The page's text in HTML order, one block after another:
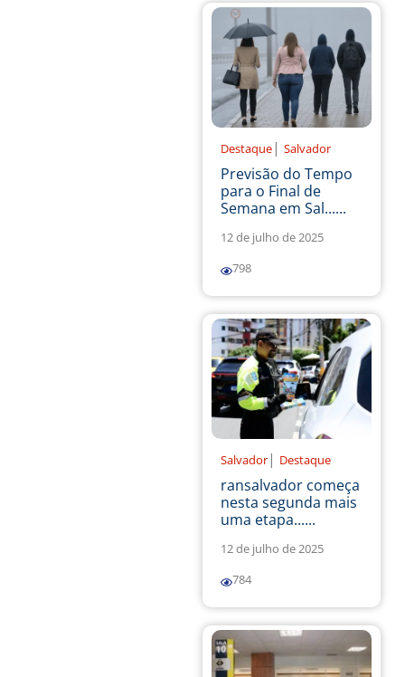
Destaque | Salvador
Previsão do Tempo
para o Final de
Semana em Sal......
12 de julho de 2025
798
Salvador | Destaque
ransalvador começa
nesta segunda mais
uma etapa......
12 de julho de 2025
784